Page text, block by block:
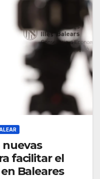
nuevas
facilitar el
Baleares